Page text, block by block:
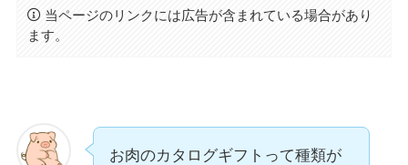
当ページのリンクには広告が含まれている場合があり
ます。
お肉のカタログギフトって種類が